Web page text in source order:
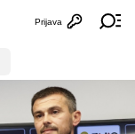
Otvori
Prijava